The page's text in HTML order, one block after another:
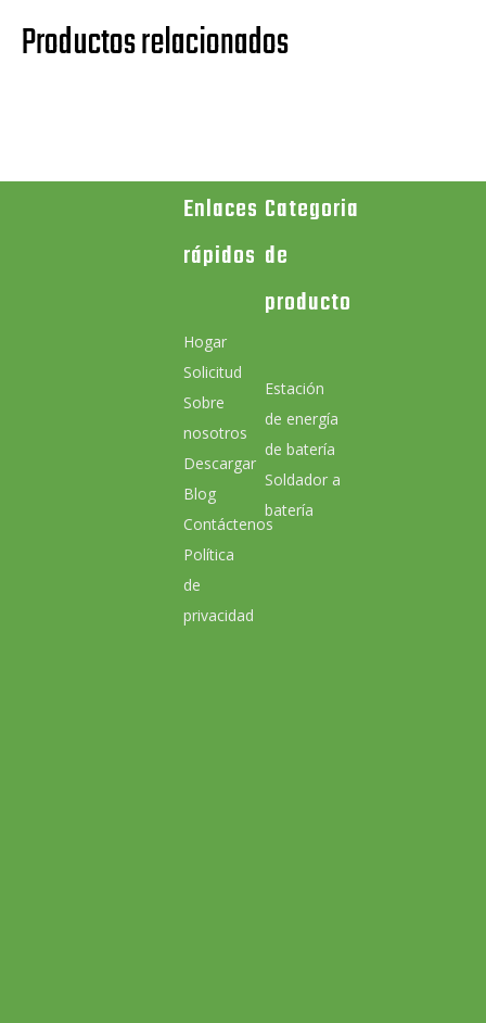
Productos relacionados
Enlaces
rápidos
Hogar
Solicitud
Sobre
nosotros
Descargar
Blog
Contáctenos
Política
de
privacidad
Categoria
de
producto
Estación
de energía
de batería
Soldador a
batería